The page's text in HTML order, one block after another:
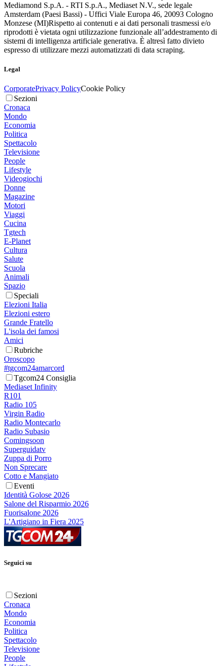
Mediamond S.p.A. - RTI S.p.A., Mediaset N.V., sede legale
Amsterdam (Paesi Bassi) - Uffici Viale Europa 46, 20093 Cologno
Monzese (MI)Rispetto ai contenuti e ai dati personali trasmessi e/o
riprodotti è vietata ogni utilizzazione funzionale all’addestramento di
sistemi di intelligenza artificiale generativa. È altresì fatto divieto
espresso di utilizzare mezzi automatizzati di data scraping.
Legal
CorporatePrivacy PolicyCookie Policy
Sezioni
Cronaca
Mondo
Economia
Politica
Spettacolo
Televisione
People
Lifestyle
Videogiochi
Donne
Magazine
Motori
Viaggi
Cucina
Tgtech
E-Planet
Cultura
Salute
Scuola
Animali
Spazio
Speciali
Elezioni Italia
Elezioni estero
Grande Fratello
L'isola dei famosi
Amici
Rubriche
Oroscopo
#tgcom24amarcord
Tgcom24 Consiglia
Mediaset Infinity
R101
Radio 105
Virgin Radio
Radio Montecarlo
Radio Subasio
Comingsoon
Superguidatv
Zuppa di Porro
Non Sprecare
Cotto e Mangiato
Eventi
Identità Golose 2026
Salone del Risparmio 2026
Fuorisalone 2026
L'Artigiano in Fiera 2025
Seguici su
Sezioni
Cronaca
Mondo
Economia
Politica
Spettacolo
Televisione
People